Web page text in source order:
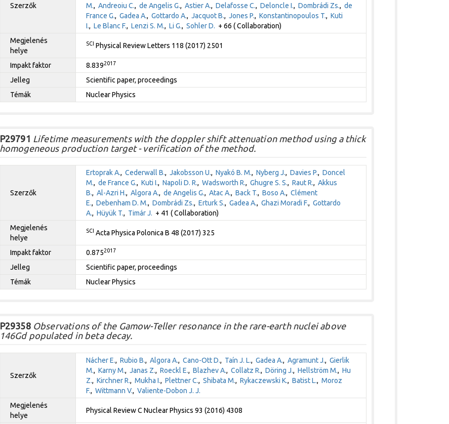
Szerzők
M., Andreoiu C., de Angelis G., Astier A., Delafosse C., Deloncle I., Dombrádi Zs., de
France G., Gadea A., Gottardo A., Jacquot B., Jones P., Konstantinopoulos T., Kuti
I., Le Blanc F., Lenzi S. M., Li G., Sohler D. + 66 ( Collaboration)
Megjelenés
helye
SCI Physical Review Letters 118 (2017) 2501
Impakt faktor 8.8392017
Jelleg
Scientific paper, proceedings
Témák
Nuclear Physics
P29791 Lifetime measurements with the doppler shift attenuation method using a thick
homogeneous production target - verification of the method.
Szerzők
Ertoprak A., Cederwall B., Jakobsson U., Nyakó B. M., Nyberg J., Davies P., Doncel
M., de France G., Kuti I., Napoli D. R., Wadsworth R., Ghugre S. S., Raut R., Akkus
B., Al-Azri H., Algora A., de Angelis G., Atac A., Back T., Boso A., Clément
E., Debenham D. M., Dombrádi Zs., Erturk S., Gadea A., Ghazi Moradi F., Gottardo
A., Hüyük T., Timár J. + 41 ( Collaboration)
Megjelenés
helye
SCI Acta Physica Polonica B 48 (2017) 325
Impakt faktor 0.8752017
Jelleg
Scientific paper, proceedings
Témák
Nuclear Physics
P29358Observations of the Gamow-Teller resonance in the rare-earth nuclei above
146Gd populated in beta decay.
Szerzők
Nácher E., Rubio B., Algora A., Cano-Ott D., Taín J. L., Gadea A., Agramunt J., Gierlik
M., Karny M., Janas Z., Roeckl E., Blazhev A., Collatz R., Döring J., Hellström M., Hu
Z., Kirchner R., Mukha I., Plettner C., Shibata M., Rykaczewski K., Batist L., Moroz
F., Wittmann V., Valiente-Dobon J. J.
Megjelenés
helye
Physical Review C Nuclear Physics 93 (2016) 4308